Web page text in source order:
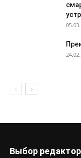
Выбор